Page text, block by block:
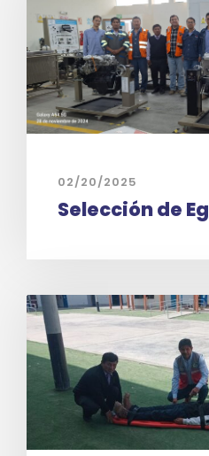
02/20/2025
Selección de